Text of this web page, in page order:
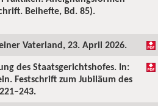
Beihefte, Bd. 85).
Vaterland, 23. April 2026.
des Staatsgerichtshofes. In:
Festschrift zum Jubiläum des